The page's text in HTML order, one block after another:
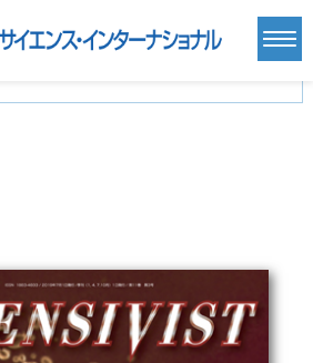
基礎医学関連科学(80)
自然科学(25)
薬学(7)
保健・体育(1)
医学一般(91) マルチメディア(0)